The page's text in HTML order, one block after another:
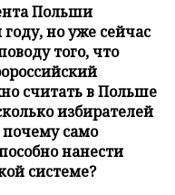
Польши
но уже сейчас
того, что
считать в Польше
избирателей
само
нанести
системе?